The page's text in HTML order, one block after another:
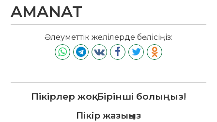
AMANAT
Әлеуметтік желілерде бөлісіңіз:
Пікірлер жоқ. Бірінші болыңыз!
Пікір жазыңыз